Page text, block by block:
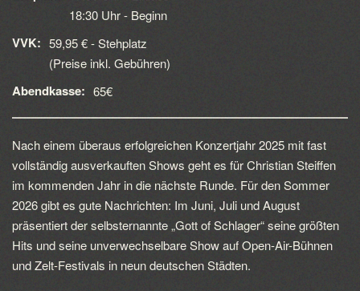
18:30 Uhr - Beginn
VVK: 59,95 € - Stehplatz
(Preise inkl. Gebühren)
Abendkasse: 65€
Nach einem überaus erfolgreichen Konzertjahr 2025 mit fast
vollständig ausverkauften Shows geht es für Christian Steiffen
im kommenden Jahr in die nächste Runde. Für den Sommer
2026 gibt es gute Nachrichten: Im Juni, Juli und August
präsentiert der selbsternannte „Gott of Schlager“ seine größten
Hits und seine unverwechselbare Show auf Open-Air-Bühnen
und Zelt-Festivals in neun deutschen Städten.